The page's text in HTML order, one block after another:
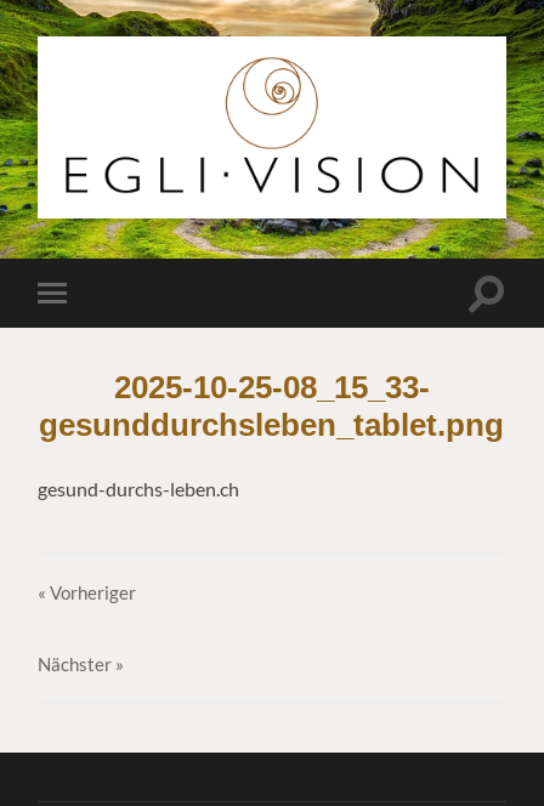
Egli
Vision
Menü
2025-10-25-08_15_33-
gesunddurchsleben_tablet.png
gesund-durchs-leben.ch
« Vorheriger
Nächster »